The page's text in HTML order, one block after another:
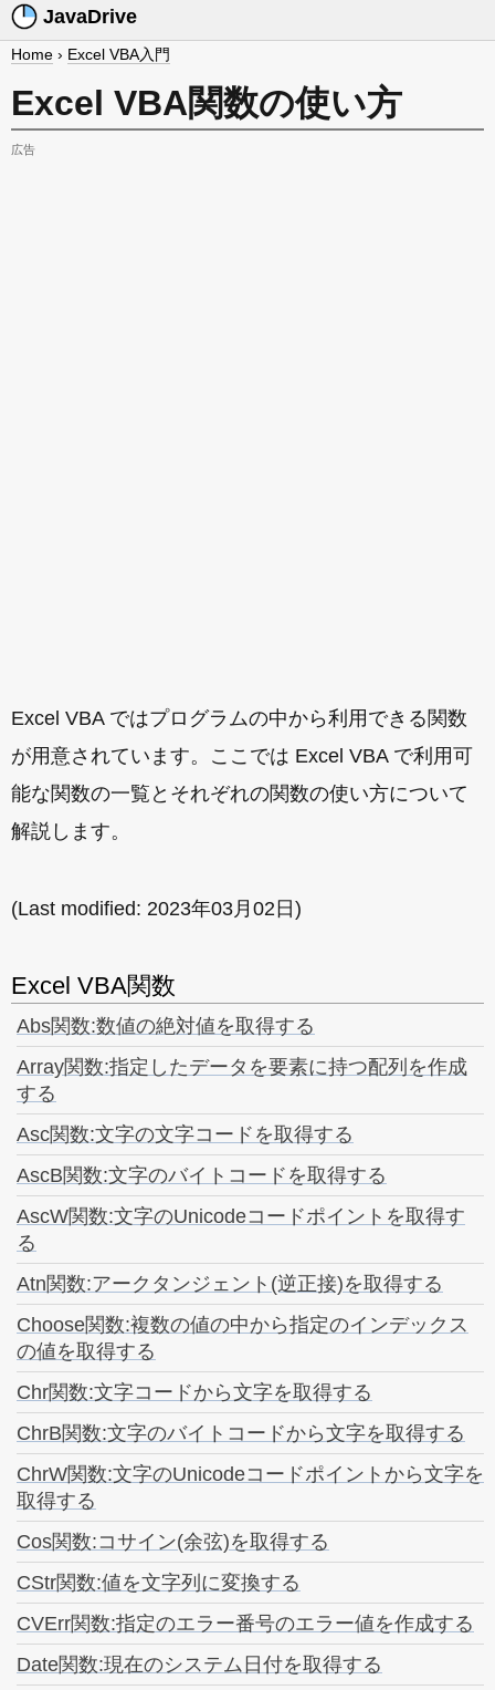
JavaDrive
Home › Excel VBA入門
Excel VBA関数の使い方
広告
Excel VBA ではプログラムの中から利用できる関数
が用意されています。ここでは Excel VBA で利用可
能な関数の一覧とそれぞれの関数の使い方について
解説します。
(Last modified: 2023年03月02日 )
Excel VBA関数
Abs関数:数値の絶対値を取得する
Array関数:指定したデータを要素に持つ配列を作成
する
Asc関数:文字の文字コードを取得する
AscB関数:文字のバイトコードを取得する
AscW関数:文字のUnicodeコードポイントを取得す
る
Atn関数:アークタンジェント(逆正接)を取得する
Choose関数:複数の値の中から指定のインデックス
の値を取得する
Chr関数:文字コードから文字を取得する
ChrB関数:文字のバイトコードから文字を取得する
ChrW関数:文字のUnicodeコードポイントから文字を
取得する
Cos関数:コサイン(余弦)を取得する
CStr関数:値を文字列に変換する
CVErr関数:指定のエラー番号のエラー値を作成する
Date関数:現在のシステム日付を取得する